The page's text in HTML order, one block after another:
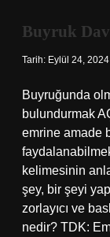
Buyruk
Tarih: Eylül 24, 2024
Buyruğunda
bulundurmak
emrine amade
kelimesinin
şey, bir şeyi
zorlayıcı ve
nedir? TDK: